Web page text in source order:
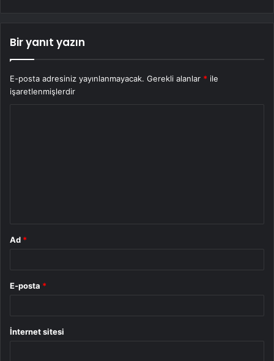
Bir yanıt yazın
E-posta adresiniz yayınlanmayacak. Gerekli alanlar * ile
işaretlenmişlerdir
Ad *
E-posta *
İnternet sitesi